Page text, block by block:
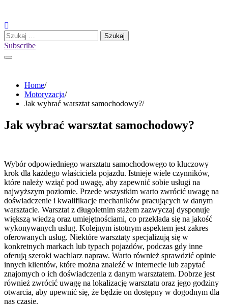
content
Szukaj:
Subscribe
Home
Motoryzacja
Jak wybrać warsztat samochodowy?
Jak wybrać warsztat samochodowy?
Wybór odpowiedniego warsztatu samochodowego to kluczowy
krok dla każdego właściciela pojazdu. Istnieje wiele czynników,
które należy wziąć pod uwagę, aby zapewnić sobie usługi na
najwyższym poziomie. Przede wszystkim warto zwrócić uwagę na
doświadczenie i kwalifikacje mechaników pracujących w danym
warsztacie. Warsztat z długoletnim stażem zazwyczaj dysponuje
większą wiedzą oraz umiejętnościami, co przekłada się na jakość
wykonywanych usług. Kolejnym istotnym aspektem jest zakres
oferowanych usług. Niektóre warsztaty specjalizują się w
konkretnych markach lub typach pojazdów, podczas gdy inne
oferują szeroki wachlarz napraw. Warto również sprawdzić opinie
innych klientów, które można znaleźć w internecie lub zapytać
znajomych o ich doświadczenia z danym warsztatem. Dobrze jest
również zwrócić uwagę na lokalizację warsztatu oraz jego godziny
otwarcia, aby upewnić się, że będzie on dostępny w dogodnym dla
nas czasie.